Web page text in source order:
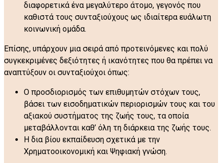
διαφορετικά ένα μεγαλύτερο άτομο, γεγονός που
καθιστά τους συνταξιούχους ως ιδιαίτερα ευάλωτη
κοινωνική ομάδα.
Επίσης, υπάρχουν μια σειρά από προτεινόμενες και πολύ
συγκεκριμένες δεξιότητες ή ικανότητες που θα πρέπει να
αναπτύξουν οι συνταξιούχοι όπως:
Ο προσδιορισμός των επιθυμητών στόχων τους,
βάσει των εισοδηματικών περιορισμών τους και του
αξιακού συστήματος της ζωής τους, τα οποία
μεταβάλλονται καθ’ όλη τη διάρκεια της ζωής τους.
Η δια βίου εκπαίδευση σχετικά με την
Χρηματοοικονομική και Ψηφιακή γνώση.